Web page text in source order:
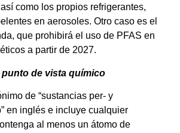
como los propios refrigerantes,
en aerosoles. Otro caso es el
que prohibirá el uso de PFAS en
a partir de 2027.
punto de vista químico
de “sustancias per- y
en inglés e incluye cualquier
al menos un átomo de